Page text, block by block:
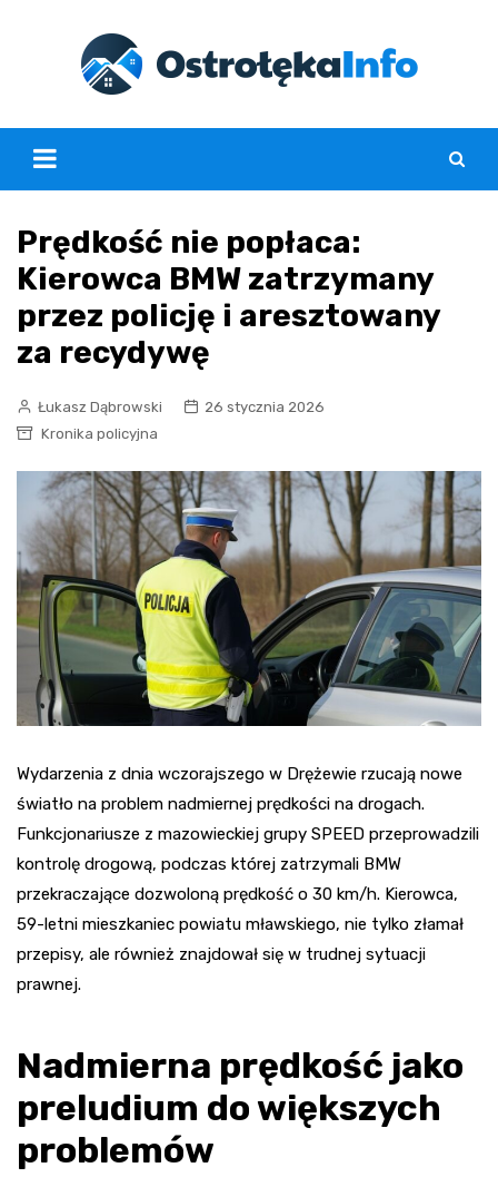
Prędkość nie popłaca:
Kierowca BMW zatrzymany
przez policję i aresztowany
za recydywę
Łukasz Dąbrowski
26 stycznia 2026
Kronika policyjna
Wydarzenia z dnia wczorajszego w Drężewie rzucają nowe
światło na problem nadmiernej prędkości na drogach.
Funkcjonariusze z mazowieckiej grupy SPEED przeprowadzili
kontrolę drogową, podczas której zatrzymali BMW
przekraczające dozwoloną prędkość o 30 km/h. Kierowca,
59-letni mieszkaniec powiatu mławskiego, nie tylko złamał
przepisy, ale również znajdował się w trudnej sytuacji
prawnej.
Nadmierna prędkość jako
preludium do większych
problemów